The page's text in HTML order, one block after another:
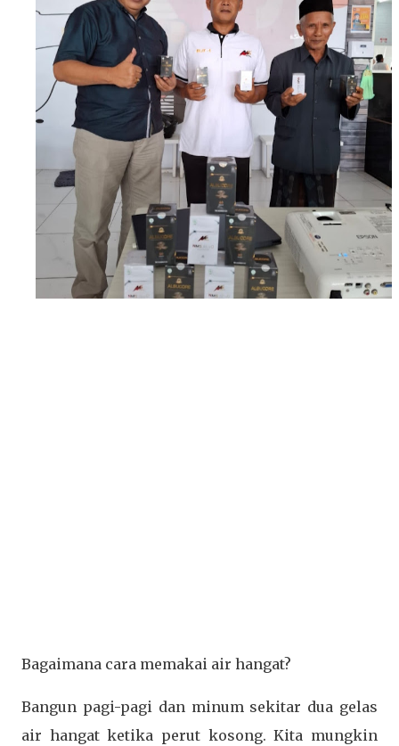
Bagaimana cara memakai air hangat?
Bangun pagi-pagi dan minum sekitar dua gelas
air hangat ketika perut kosong. Kita mungkin